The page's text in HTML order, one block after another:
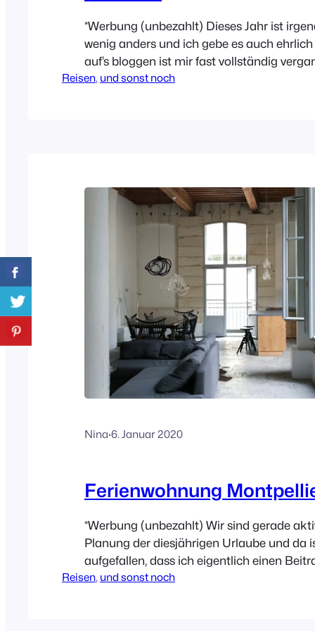
*Werbung (unbezahlt) Dieses Jahr ist
wenig anders und ich gebe es auch
auf’s bloggen ist mir fast vollständig
bringt dieses Jahr aber ja auch einige
Reisen, und sonst noch
Nina·6. Januar 2020
Ferienwohnung
*Werbung (unbezahlt) Wir sind gerade
Planung der diesjährigen Urlaube und da
aufgefallen, dass ich eigentlich einen
Woche in Montpellier schreiben wollte.
Reisen, und sonst noch